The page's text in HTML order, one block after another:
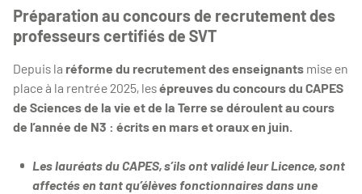
Préparation au concours de recrutement des
professeurs certifiés de SVT
Depuis la réforme du recrutement des enseignants mise en
place à la rentrée 2025, lesépreuves du concours du CAPES
de Sciences de la vie et de la Terre se déroulent au cours
de l’année de N3 : écrits en mars et oraux en juin.
Les lauréats du CAPES, s’ils ont validé leur Licence, sont
affectés en tant qu’élèves fonctionnaires dans une